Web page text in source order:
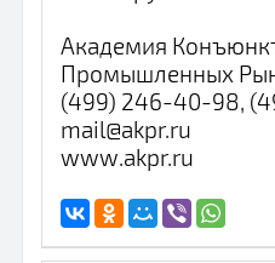
Академия
Промышленных
(499) 246-40-98,
mail@akpr.ru
www.akpr.ru